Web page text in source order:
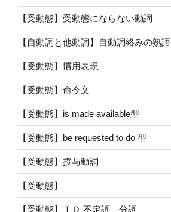
【受動態】受動態にならない動詞
【自動詞と他動詞】自動詞絡みの熟語
【受動態】慣用表現
【受動態】命令文
【受動態】is made available型
【受動態】be requested to do 型
【受動態】授与動詞
【受動態】
【受動態】ＴＯ 不定詞 分詞